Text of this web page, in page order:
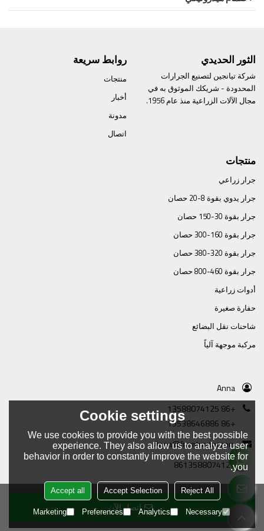
اتصل الآن
الثور الحديدي
شركة تيانجين لتصنيع الجرارات
المحدودة - شريكك الموثوق به في
مجال الآلات الزراعية منذ عام 1956.
روابط سريعة
منتجات
أخبار
مدونة
اتصال
منتجات
جرار زراعي
جرار يدوي بقوة 8-20 حصان
جرار بقوة 30-150 حصان
جرار بقوة 160-300 حصان
جرار بقوة 320-380 حصان
جرار بقوة 460-800 حصان
أدوات زراعية
حفارة صغيرة
شاحنات نقل البضائع
مركبة موجهة آلياً
Anna
+86 13588074125
+86 19538646886
Anna@framtractor.com
8613588074125
Copyright © 2026Tianjin Tractor Manufacturing Company Ltd.Support By
Cookie settings
We use cookies to provide you with the best possible
experience. They also allow us to analyze user
behavior in order to constantly improve the website for
you.
Reject All
Accept Selection
Accept all
Necessary
Analytics
Preferences
Marketing